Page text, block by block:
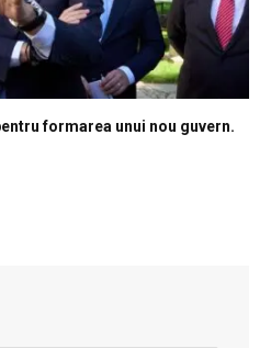
formarea unui nou guvern.